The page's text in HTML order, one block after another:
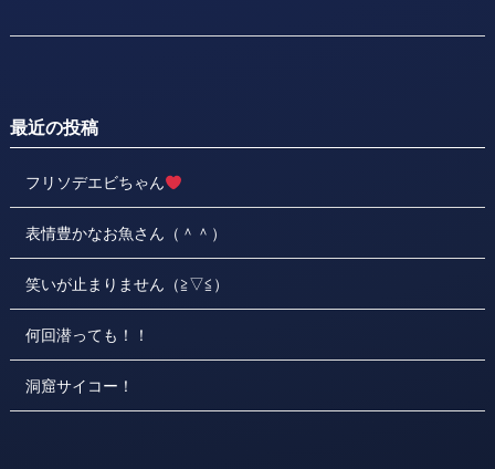
最近の投稿
フリソデエビちゃん
表情豊かなお魚さん（＾＾）
笑いが止まりません（≧▽≦）
何回潜っても！！
洞窟サイコー！